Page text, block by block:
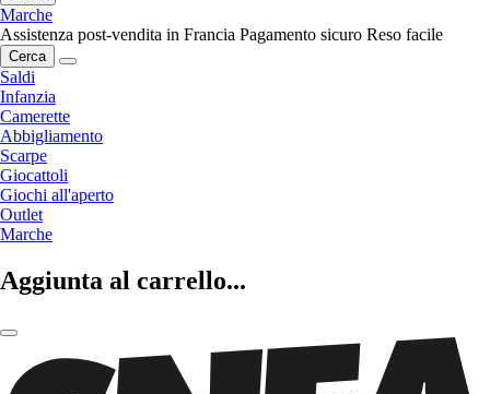
Marche
Assistenza post-vendita in Francia Pagamento sicuro Reso facile
Cerca
Saldi
Infanzia
Camerette
Abbigliamento
Scarpe
Giocattoli
Giochi all'aperto
Outlet
Marche
Aggiunta al carrello...